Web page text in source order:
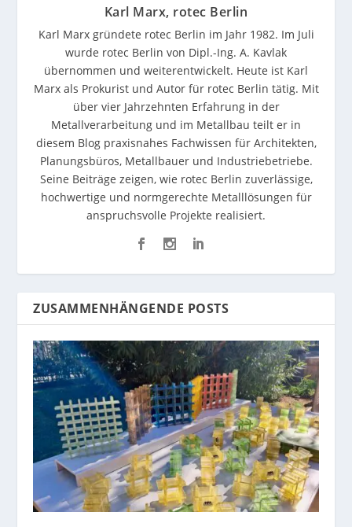
Karl Marx, rotec Berlin
Karl Marx gründete rotec Berlin im Jahr 1982. Im Juli
wurde rotec Berlin von Dipl.-Ing. A. Kavlak
übernommen und weiterentwickelt. Heute ist Karl
Marx als Prokurist und Autor für rotec Berlin tätig. Mit
über vier Jahrzehnten Erfahrung in der
Metallverarbeitung und im Metallbau teilt er in
diesem Blog praxisnahes Fachwissen für Architekten,
Planungsbüros, Metallbauer und Industriebetriebe.
Seine Beiträge zeigen, wie rotec Berlin zuverlässige,
hochwertige und normgerechte Metalllösungen für
anspruchsvolle Projekte realisiert.
ZUSAMMENHÄNGENDE POSTS